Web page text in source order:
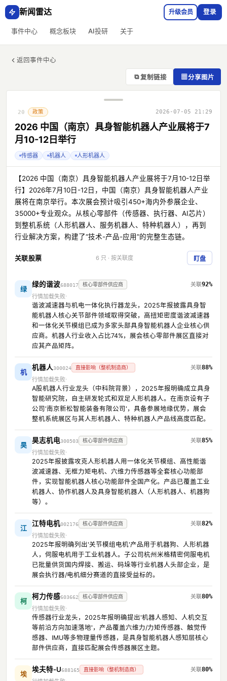
新闻雷达
事件中心 概念板块 AI投研 关于
升级会员 登录
返回事件中心
⧉ 复制链接 ▦分享图片
20 政策 2026-07-05 21:29
2026 中国（南京）具身智能机器人产业展将于7
月10-12日举行
传感器 机器人 人形机器人
【2026 中国（南京）具身智能机器人产业展将于7月10-12日举
行】2026年7月10日-12日，中国（南京）具身智能机器人产业
展将在南京举行。本次展会预计吸引450+海内外参展企业、
35000+专业观众。从核心零部件（传感器、执行器、AI芯片）
到整机系统（人形机器人、服务机器人、特种机器人），再到
行业解决方案，构建了“技术-产品-应用”的完整生态链。
关联股票 6 只 · 按关联度 盯盘
绿
绿的谐波688017 核心零部件供应商
92%
行情加载失败
谐波减速器与机电一体化执行器龙头，2025年报披露具身智
能机器人核心关节部件领域取得突破，高扭矩密度谐波减速器
和一体化关节模组已成为多家头部具身智能机器人企业核心供
应商。机器人行业收入占比74%，展会核心零部件展区直接对
应其产品矩阵。
机
机器人300024 直接影响（整机制造商）
88%
行情加载失败
A股机器人行业龙头（中科院背景），2025年报明确成立具身
智能研究院，自主研发轮式和双足人形机器人。在南京设有子
公司'南京新松智能装备有限公司'，具备参展地缘优势，展会
整机系统展区与其人形机器人、特种机器人产品线高度匹配。
昊
昊志机电300503 核心零部件供应商
85%
行情加载失败
2025年报披露攻克人形机器人用一体化关节模组、高性能谐
波减速器、无框力矩电机、六维力传感器等全套核心功能部
件，实现智能机器人核心功能部件全国产化。产品已覆盖工业
机器人、协作机器人及具身智能机器人（人形机器人、机器狗
等）。
江
江特电机002176 核心零部件供应商
82%
行情加载失败
2025年报明确列出'关节模组电机'产品用于机器狗、人形机器
人，伺服电机用于工业机器人。子公司杭州米格精密伺服电机
已批量供货国内焊接、搬运、码垛等行业机器人头部企业，是
展会执行器/电机细分赛道的直接受益标的。
柯
柯力传感603662 核心零部件供应商
80%
行情加载失败
传感器行业龙头，2025年报明确提出'机器人感知、人机交互
等前沿方向加速落地'，产品覆盖六维力/力矩传感器、触觉传
感器、IMU等多物理量传感器，是具身智能机器人感知层核心
部件供应商，直接匹配展会传感器展区主题。
埃
埃夫特-U688165 直接影响（整机制造商）
80%